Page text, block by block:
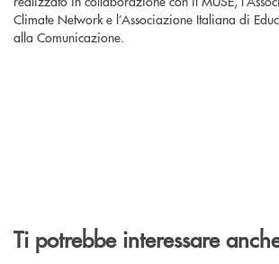
Climate Network e l’Associazione Italiana di
alla Comunicazione.
Ti potrebbe interessare